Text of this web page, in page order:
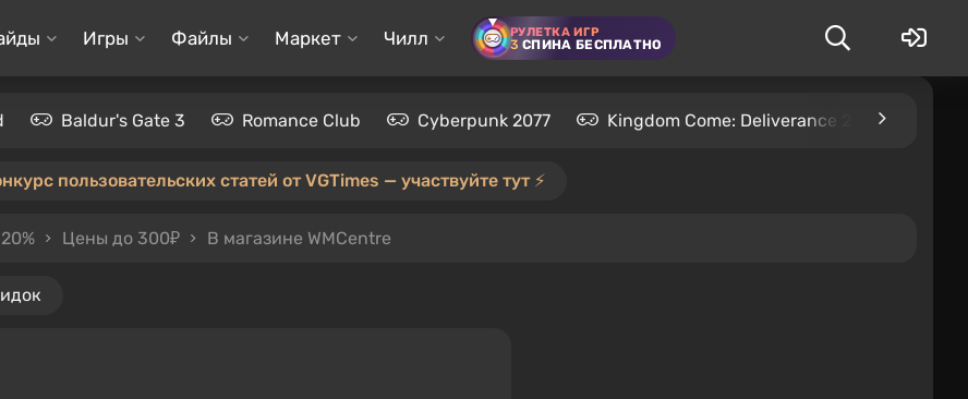
Игры Файлы Маркет Чилл РУЛЕТКА ИГР
3 СПИНА БЕСПЛАТНО
Baldur's Gate 3 Romance Club Cyberpunk 2077 Kingdom Come: Deliverance 2
пользовательских статей от VGTimes — участвуйте тут ⚡️
Цены до 300₽ В магазине WMCentre